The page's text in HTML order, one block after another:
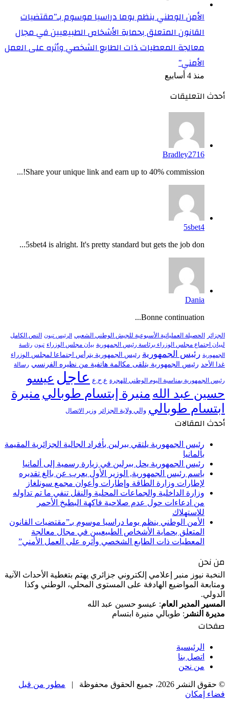
الأمن الوطني ينظم يوما دراسيا موسوم بـ”مقتضيات
القانون المتعلق بحماية الأشخاص الطبيعيين في مجال
معالجة المعطيات ذات الطابع الشخصي وأثره على العمل
الأمني”
منذ 4 أسابيع
أحدث التعليقات
Bradley2716
Share your unique link and earn up to 40% commission!...
5sbet4
5sbet4 is alright. It's pretty standard but gets the job don...
Dania
Bonne continuation...
الجزائر الحصيلة العملياتية الأسبوعية للجيش الوطني الشعبي الرئيس تبون النص الكامل
لبيان اجتماع مجلس الوزراء برئاسة رئيس الجمهورية بيان مجلس الوزراء تبون رئاسة
الجمهورية رئيس الجمهورية رئيس الجمهورية يترأس اجتماعا لمجلس الوزراء
غدا الأحد رئيس الجمهورية يتلقى مكالمة هاتفية من نظيره الفرنسي رسالة
رئيس الجمهورية بمناسبة اليوم الوطني للهجرة ع.ح.ع عاجل عيسو
حسين عبد الله منيرة إبتسام طوبالي منيرة
ابتسام طوبالي والي ولاية الجزائر وزير الاتصال
أحدث المقالات
رئيس الجمهورية يلتقي ببرلين بأفراد الجالية الجزائرية المقيمة
بألمانيا
رئيس الجمهورية يحل ببرلين في زيارة رسمية إلى ألمانيا
باسم رئيس الجمهورية, الوزير الأول يعرب عن بالغ تقديره
لإطارات وزارة الطاقة وإطارات وأعوان مجمع سونلغاز
وزارة الداخلية والجماعات المحلية والنقل تنفي ما تم تداوله
من ادعاءات حول عدم صلاحية فاكهة البطيخ الأحمر
للاستهلاك
الأمن الوطني ينظم يوما دراسيا موسوم بـ”مقتضيات القانون
المتعلق بحماية الأشخاص الطبيعيين في مجال معالجة
المعطيات ذات الطابع الشخصي وأثره على العمل الأمني”
من نحن
النخبة نيوز منبر إعلامي إلكتروني جزائري يهتم بتغطية الأحداث الآنية
ومتابعة المواضيع الهادفة على المستوى المحلي، الوطني وكذا
الدولي.
المسير المدير العام: عيسو حسين عبد الله
مديرة النشر : طوبالي منيرة ابتسام
صفحات
الرئيسية
اتصل بنا
من نحن
© حقوق النشر 2026، جميع الحقوق محفوظة |
مطور من قبل
فضاء إمكان